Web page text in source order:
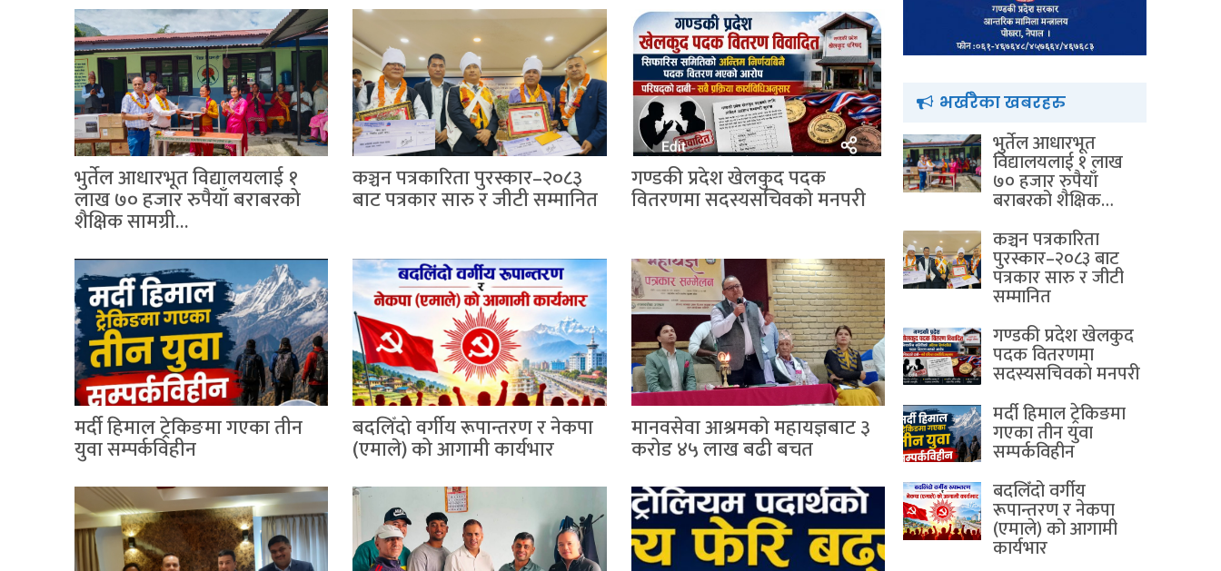
भुर्तेल आधारभूत विद्यालयलाई १
लाख ७० हजार रुपैयाँ बराबरको
शैक्षिक सामग्री…
कञ्चन पत्रकारिता पुरस्कार–२०८३
बाट पत्रकार सारु र जीटी सम्मानित
गण्डकी प्रदेश खेलकुद पदक
वितरणमा सदस्यसचिवकाे मनपरी
मर्दी हिमाल ट्रेकिङमा गएका तीन
युवा सम्पर्कविहीन
बदलिँदो वर्गीय रूपान्तरण र नेकपा
(एमाले) को आगामी कार्यभार
मानवसेवा आश्रमकाे‌ महायज्ञबाट ३
करोड ४५ लाख बढी बचत
भर्खरैका खबरहरु
भुर्तेल आधारभूत
विद्यालयलाई १ लाख
७० हजार रुपैयाँ
बराबरको शैक्षिक…
कञ्चन पत्रकारिता
पुरस्कार–२०८३ बाट
पत्रकार सारु र जीटी
सम्मानित
गण्डकी प्रदेश खेलकुद
पदक वितरणमा
सदस्यसचिवकाे मनपरी
मर्दी हिमाल ट्रेकिङमा
गएका तीन युवा
सम्पर्कविहीन
बदलिँदो वर्गीय
रूपान्तरण र नेकपा
(एमाले) को आगामी
कार्यभार